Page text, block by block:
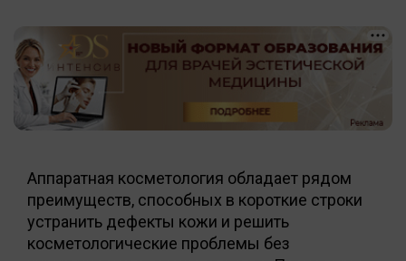
Аппаратная косметология обладает рядом
преимуществ, способных в короткие строки
устранить дефекты кожи и решить
косметологические проблемы без